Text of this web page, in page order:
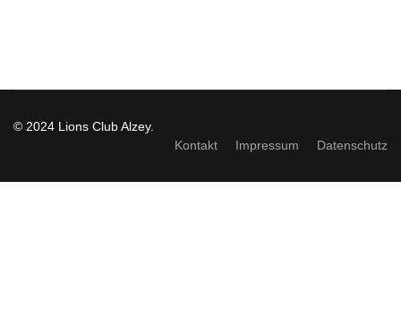
© 2024 Lions Club Alzey.
Kontakt
Impressum Datenschutz